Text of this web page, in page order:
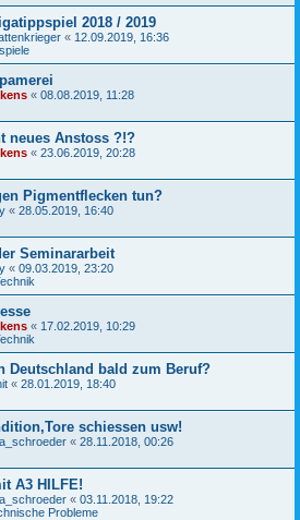
2018 / 2019
« 12.09.2019, 16:36
« 08.08.2019, 11:28
neues Anstoss ?!?
« 23.06.2019, 20:28
Pigmentflecken tun?
« 28.05.2019, 16:40
Seminararbeit
« 09.03.2019, 23:20
« 17.02.2019, 10:29
Deutschland bald zum Beruf?
« 28.01.2019, 18:40
schiessen usw!
« 28.11.2018, 00:26
A3 HILFE!
« 03.11.2018, 19:22
Probleme